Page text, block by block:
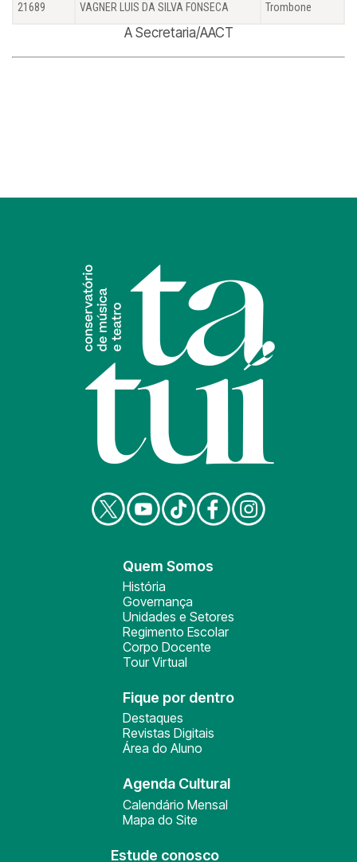
21689 VAGNER LUIS DA SILVA FONSECA Trombone
A Secretaria/AACT
Quem Somos
História
Governança
Unidades e Setores
Regimento Escolar
Corpo Docente
Tour Virtual
Fique por dentro
Destaques
Revistas Digitais
Área do Aluno
Agenda Cultural
Calendário Mensal
Mapa do Site
Estude conosco